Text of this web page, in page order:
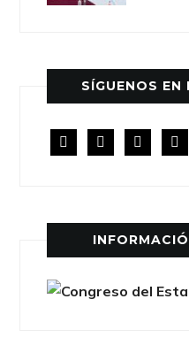
SÍGUENOS EN
facebooktwitterinstagram